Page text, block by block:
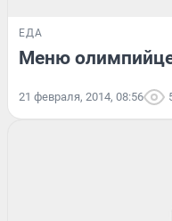
ЕДА
Меню
21 февраля, 2014, 08:56